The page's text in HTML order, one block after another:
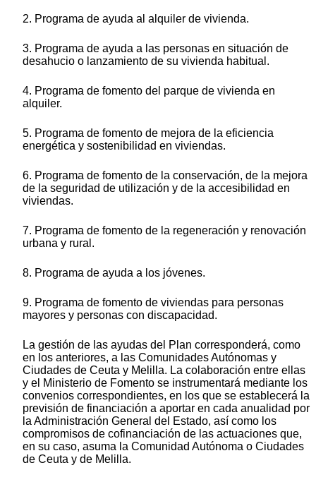
2. Programa de ayuda al alquiler de vivienda.
3. Programa de ayuda a las personas en situación de
desahucio o lanzamiento de su vivienda habitual.
4. Programa de fomento del parque de vivienda en
alquiler.
5. Programa de fomento de mejora de la eficiencia
energética y sostenibilidad en viviendas.
6. Programa de fomento de la conservación, de la mejora
de la seguridad de utilización y de la accesibilidad en
viviendas.
7. Programa de fomento de la regeneración y renovación
urbana y rural.
8. Programa de ayuda a los jóvenes.
9. Programa de fomento de viviendas para personas
mayores y personas con discapacidad.
La gestión de las ayudas del Plan corresponderá, como
en los anteriores, a las Comunidades Autónomas y
Ciudades de Ceuta y Melilla. La colaboración entre ellas
y el Ministerio de Fomento se instrumentará mediante los
convenios correspondientes, en los que se establecerá la
previsión de financiación a aportar en cada anualidad por
la Administración General del Estado, así como los
compromisos de cofinanciación de las actuaciones que,
en su caso, asuma la Comunidad Autónoma o Ciudades
de Ceuta y de Melilla.